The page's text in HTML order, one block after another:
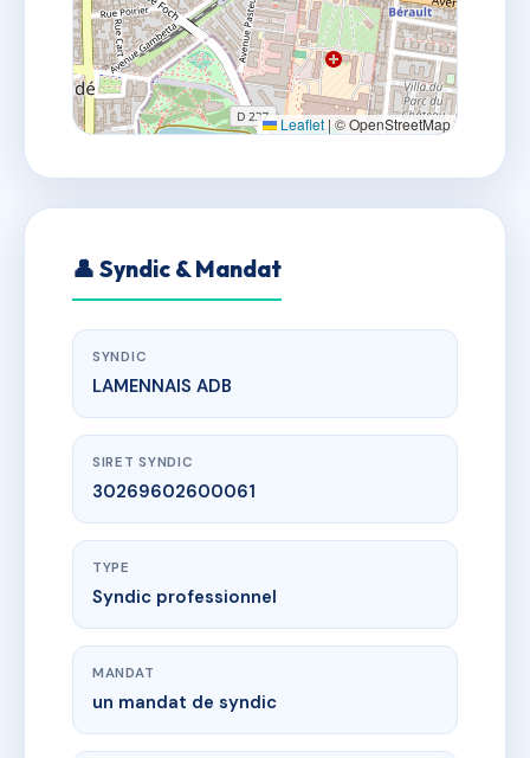
Leaflet |© OpenStreetMap
👤 Syndic & Mandat
SYNDIC
LAMENNAIS ADB
SIRET SYNDIC
30269602600061
TYPE
Syndic professionnel
MANDAT
un mandat de syndic